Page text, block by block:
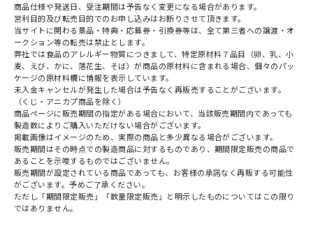
商品仕様や発送日、受注期間は予告なく変更になる場合があります。
営利目的及び転売目的でのお申し込みはお断りさせて頂きます。
当サイトに関わる景品・特典・応募券・引換券等は、全て第三者への譲渡・オ
ークション等の転売は禁止とします。
弊社では食品のアレルギー物質につきまして、特定原材料７品目（卵、乳、小
麦、えび、かに、落花生、そば）が商品の原材料に含まれる場合、個々のパッ
ケージの原材料欄に情報を表示しています。
未入金キャンセルが発生した場合は予告なく再販売することがございます。
（くじ・アニカプ商品を除く）
商品ページに販売期間の指定がある場合において、当該販売期間内であっても
製造数によりご購入いただけない場合がございます。
掲載画像はイメージのため、実際の商品と多少異なる場合がございます。
販売期間はその時点での製造商品に対するものであり、期間限定販売の商品で
あることを示唆するものではございません。
販売期間が設定されている商品であっても、お客様の承諾なく再販する可能性
がございます。予めご了承ください。
ただし「期間限定販売」「数量限定販売」と明示したものについてはこの限り
ではありません。